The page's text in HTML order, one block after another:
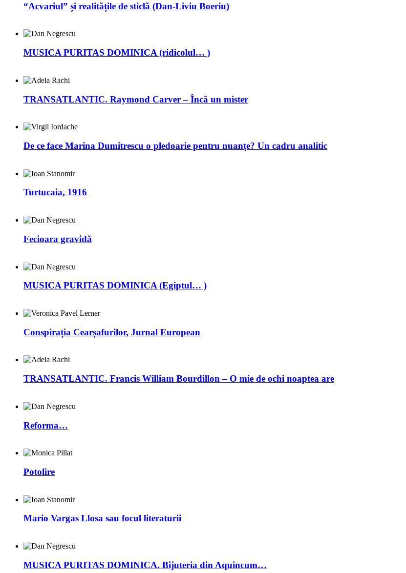
“Acvariul” și realitățile de sticlă (Dan-Liviu Boeriu)
MUSICA PURITAS DOMINICA (ridicolul… )
TRANSATLANTIC. Raymond Carver – Încă un mister
De ce face Marina Dumitrescu o pledoarie pentru nuanțe? Un cadru analitic
Turtucaia, 1916
Fecioara gravidă
MUSICA PURITAS DOMINICA (Egiptul… )
Conspirația Cearșafurilor, Jurnal European
TRANSATLANTIC. Francis William Bourdillon – O mie de ochi noaptea are
Reforma…
Potolire
Mario Vargas Llosa sau focul literaturii
MUSICA PURITAS DOMINICA. Bijuteria din Aquincum…